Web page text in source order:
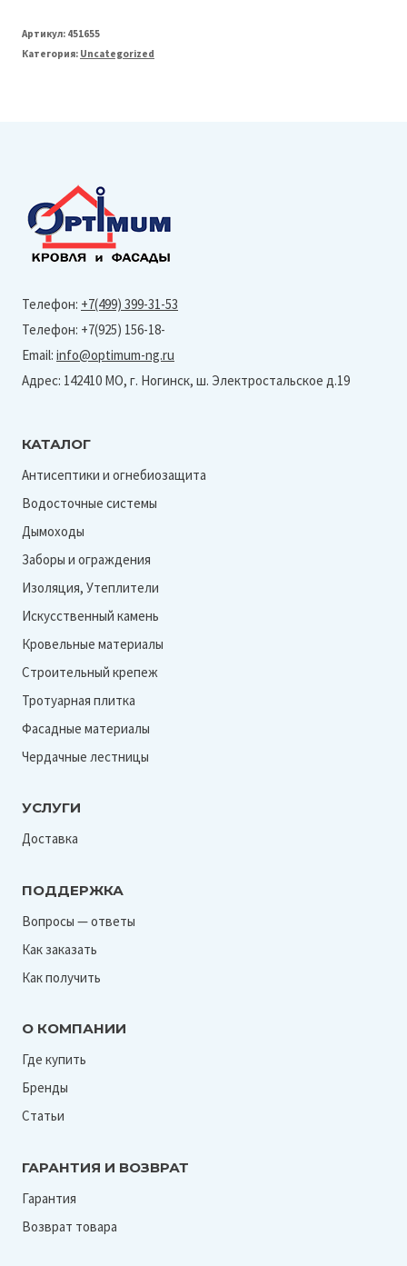
Grand
Line
6005)
Артикул: 451655
Категория: Uncategorized
Телефон: +7(499) 399-31-53
Телефон: +7(925) 156-18-
Email: info@optimum-ng.ru
Адрес: 142410 МО, г. Ногинск, ш. Электростальское д.19
КАТАЛОГ
Антисептики и огнебиозащита
Водосточные системы
Дымоходы
Заборы и ограждения
Изоляция, Утеплители
Искусственный камень
Кровельные материалы
Строительный крепеж
Тротуарная плитка
Фасадные материалы
Чердачные лестницы
УСЛУГИ
Доставка
ПОДДЕРЖКА
Вопросы — ответы
Как заказать
Как получить
О КОМПАНИИ
Где купить
Бренды
Статьи
ГАРАНТИЯ И ВОЗВРАТ
Гарантия
Возврат товара